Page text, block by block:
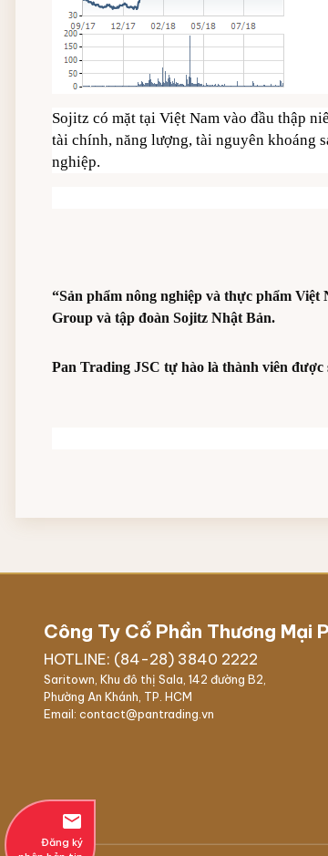
Sojitz có mặt tại Việt Nam vào đầu thập
tài chính, năng lượng, tài nguyên khoáng
nghiệp.
“Sản phẩm nông nghiệp và thực phẩm
Group và tập đoàn Sojitz Nhật Bản.
Pan Trading JSC tự hào là thành viên
Công Ty Cổ Phần Thương Mại
HOTLINE: (84-28) 3840 2222
Saritown, Khu đô thị Sala, 142 đường B2,
Phường An Khánh, TP. HCM
Email: contact@pantrading.vn
email
Đăng ký